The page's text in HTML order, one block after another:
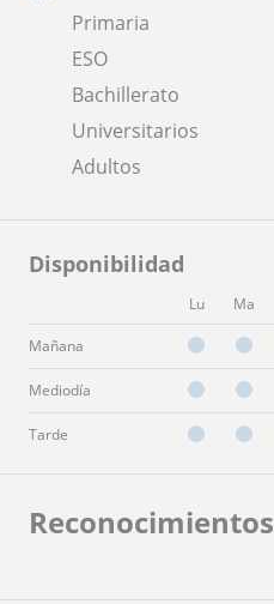
Primaria
ESO
Bachillerato
Universitarios
Adultos
Disponibilidad
Lu Ma
Mañana
Mediodía
Tarde
Reconocimientos